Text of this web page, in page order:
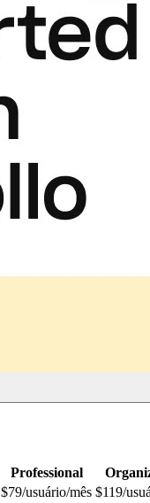
Professional
$79/usuário/mês $119/